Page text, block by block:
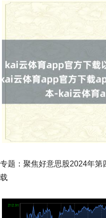
专题：聚焦好意思股2024年
载